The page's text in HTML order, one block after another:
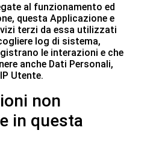
al funzionamento ed
questa Applicazione e
terzi da essa utilizzati
log di sistema,
le interazioni e che
anche Dati Personali,
Utente.
non
in questa